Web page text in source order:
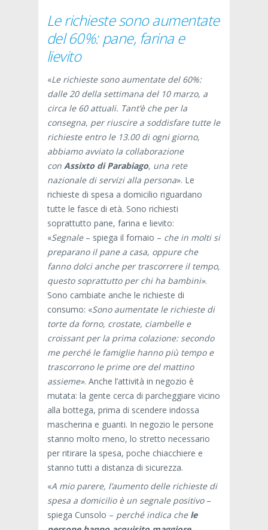
Le richieste sono aumentate
del 60%: pane, farina e
lievito
«Le richieste sono aumentate del 60%:
dalle 20 della settimana del 10 marzo, a
circa le 60 attuali. Tant’è che per la
consegna, per riuscire a soddisfare tutte le
richieste entro le 13.00 di ogni giorno,
abbiamo avviato la collaborazione
con Assixto di Parabiago, una rete
nazionale di servizi alla persona». Le
richieste di spesa a domicilio riguardano
tutte le fasce di età. Sono richiesti
soprattutto pane, farina e lievito:
«Segnale– spiega il fornaio – che in molti si
preparano il pane a casa, oppure che
fanno dolci anche per trascorrere il tempo,
questo soprattutto per chi ha bambini».
Sono cambiate anche le richieste di
consumo: «Sono aumentate le richieste di
torte da forno, crostate, ciambelle e
croissant per la prima colazione: secondo
me perché le famiglie hanno più tempo e
trascorrono le prime ore del mattino
assieme». Anche l’attività in negozio è
mutata: la gente cerca di parcheggiare vicino
alla bottega, prima di scendere indossa
mascherina e guanti. In negozio le persone
stanno molto meno, lo stretto necessario
per ritirare la spesa, poche chiacchiere e
stanno tutti a distanza di sicurezza.
«A mio parere, l’aumento delle richieste di
spesa a domicilio è un segnale positivo–
spiega Cunsolo – perché indica che le